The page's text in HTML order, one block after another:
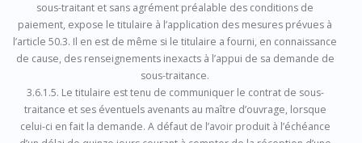
sous-traitant et sans agrément préalable des conditions de
paiement, expose le titulaire à l’application des mesures prévues à
l’article 50.3. Il en est de même si le titulaire a fourni, en connaissance
de cause, des renseignements inexacts à l’appui de sa demande de
sous-traitance.
3.6.1.5. Le titulaire est tenu de communiquer le contrat de sous-
traitance et ses éventuels avenants au maître d’ouvrage, lorsque
celui-ci en fait la demande. A défaut de l’avoir produit à l’échéance